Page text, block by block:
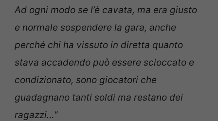
Ad ogni modo se l’è cavata, ma era giusto
e normale sospendere la gara, anche
perché chi ha vissuto in diretta quanto
stava accadendo può essere scioccato e
condizionato, sono giocatori che
guadagnano tanti soldi ma restano dei
ragazzi…“